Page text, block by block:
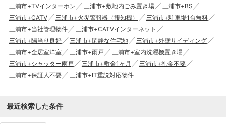
三浦市+TVインターホン
三浦市+敷地内ごみ置き場
三浦市+BS
三浦市+CATV
三浦市+火災警報器（報知機）
三浦市+駐車場1台無料
三浦市+当社管理物件
三浦市+CATVインターネット
三浦市+陽当り良好
三浦市+閑静な住宅地
三浦市+外壁サイディング
三浦市+全居室洋室
三浦市+雨戸
三浦市+室内洗濯機置き場
三浦市+シャッター雨戸
三浦市+敷金1ヶ月
三浦市+礼金不要
三浦市+保証人不要
三浦市+IT重説対応物件
最近検索した条件